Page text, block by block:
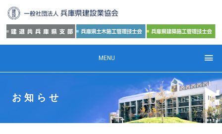
MENU
お知らせ